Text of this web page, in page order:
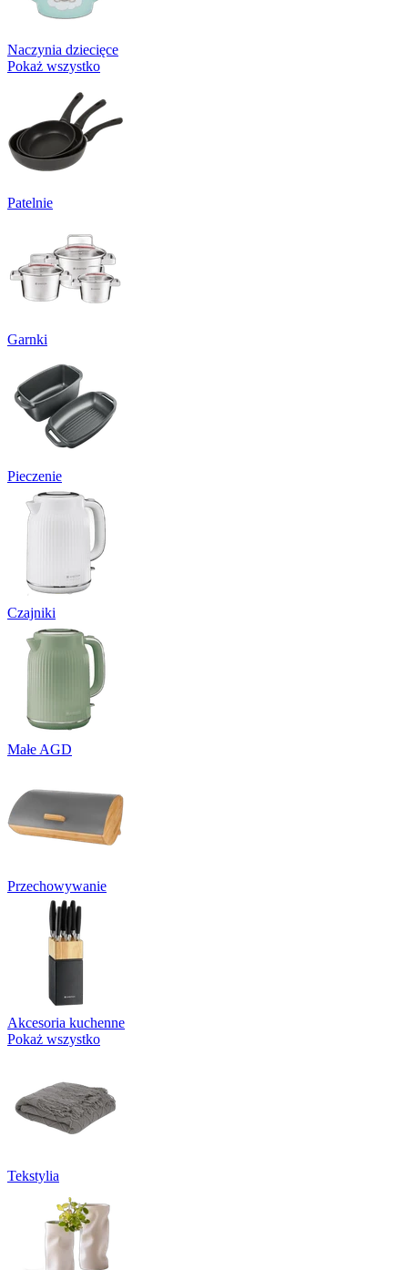
Naczynia dziecięce
Pokaż wszystko
Patelnie
Garnki
Pieczenie
Czajniki
Małe AGD
Przechowywanie
Akcesoria kuchenne
Pokaż wszystko
Tekstylia